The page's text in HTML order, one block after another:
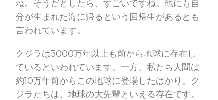
ね。そうだとしたら、すごいですね。他にも自
分が生まれた海に帰るという回帰生があるとも
言われています。
クジラは3000万年以上も前から地球に存在し
ているといわれています。一方、私たち人間は
約10万年前からこの地球に登場したばかり。ク
ジラたちは、地球の大先輩といえる存在です。